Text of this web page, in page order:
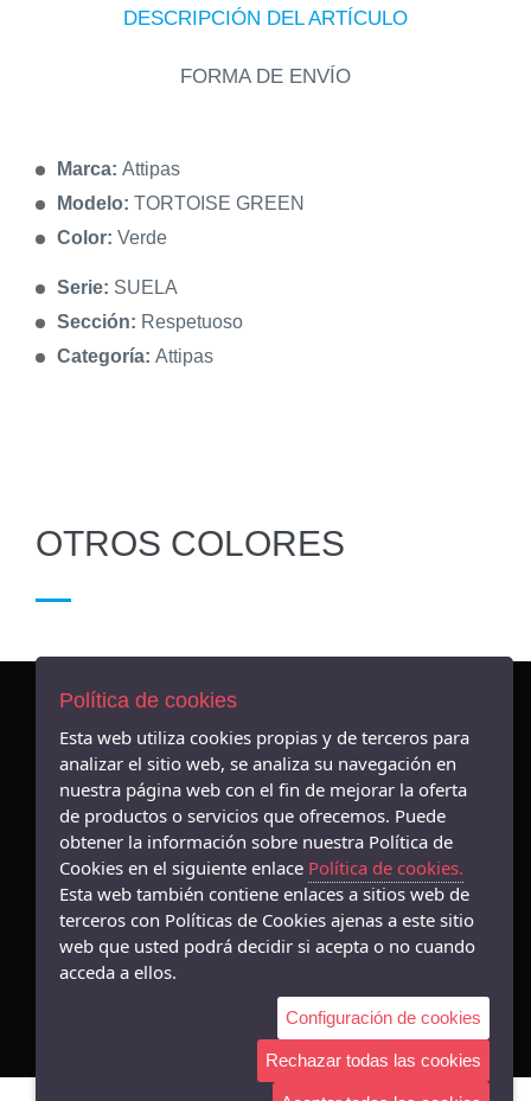
DESCRIPCIÓN DEL ARTÍCULO
FORMA DE ENVÍO
Marca: Attipas
Modelo: TORTOISE GREEN
Color: Verde
Serie: SUELA
Sección: Respetuoso
Categoría: Attipas
OTROS COLORES
AVISO LEGAL
POLÍTICA DE COOKIES
ENVÍOS Y DEVOLUCIONES
POLÍTICA DE PRIVACIDAD
- Avenida Alfonso X el sabio, 16, - 03004 (Alicante)
965212449
Política de cookies
Esta web utiliza cookies propias y de terceros para
analizar el sitio web, se analiza su navegación en
nuestra página web con el fin de mejorar la oferta
de productos o servicios que ofrecemos. Puede
obtener la información sobre nuestra Política de
Cookies en el siguiente enlace Política de cookies.
Esta web también contiene enlaces a sitios web de
terceros con Políticas de Cookies ajenas a este sitio
web que usted podrá decidir si acepta o no cuando
acceda a ellos.
Configuración de cookies
Rechazar todas las cookies